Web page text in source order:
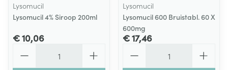
Lysomucil
Lysomucil 4% Siroop 200ml
€ 10,06
Lysomucil
Lysomucil 600 Bruistabl. 60 X
600mg
€ 17,46